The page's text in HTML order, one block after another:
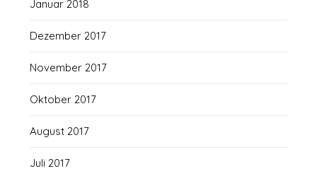
Januar 2018
Dezember 2017
November 2017
Oktober 2017
August 2017
Juli 2017